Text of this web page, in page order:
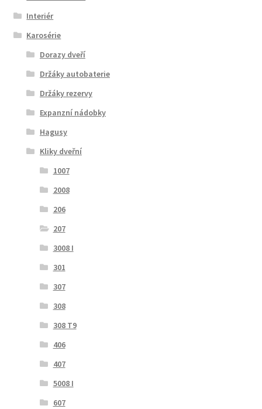
Interiér
Karosérie
Dorazy dveří
Držáky autobaterie
Držáky rezervy
Expanzní nádobky
Hagusy
Kliky dveřní
1007
2008
206
207
3008 I
301
307
308
308 T9
406
407
5008 I
607